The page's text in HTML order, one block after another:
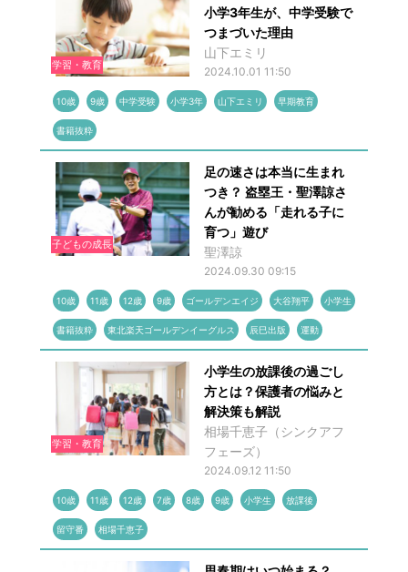
学習・教育
小学3年生が、中学受験で
つまづいた理由
山下エミリ
2024.10.01 11:50
10歳 9歳 中学受験 小学3年 山下エミリ 早期教育
書籍抜粋
子どもの成長
足の速さは本当に生まれ
つき？ 盗塁王・聖澤諒さ
んが勧める「走れる子に
育つ」遊び
聖澤諒
2024.09.30 09:15
10歳 11歳 12歳 9歳 ゴールデンエイジ 大谷翔平 小学生
書籍抜粋 東北楽天ゴールデンイーグルス 辰巳出版 運動
学習・教育
小学生の放課後の過ごし
方とは？保護者の悩みと
解決策も解説
相場千恵子（シンクアフ
フェーズ）
2024.09.12 11:50
10歳 11歳 12歳 7歳 8歳 9歳 小学生 放課後
留守番 相場千恵子